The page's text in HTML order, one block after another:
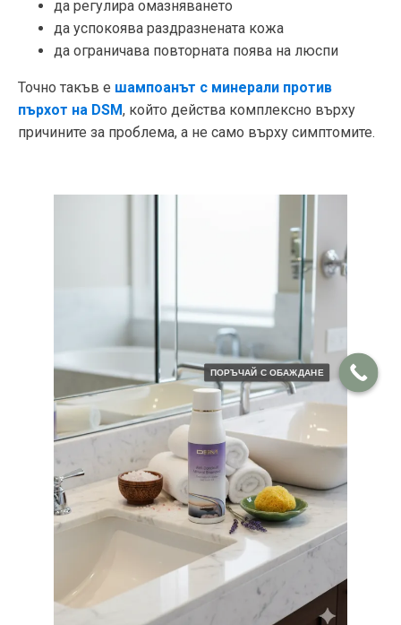
да регулира омазняването
да успокоява раздразнената кожа
да ограничава повторната поява на люспи
Точно такъв е шампоанът с минерали против
пърхот на DSM, който действа комплексно върху
причините за проблема, а не само върху симптомите.
ПОРЪЧАЙ С ОБАЖДАНЕ